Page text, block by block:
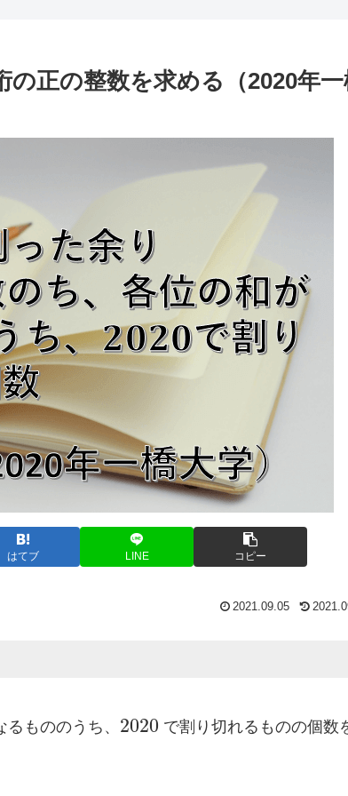
の正の整数を求める（2020年
はてブ LINE コピー
2021.09.05
もののうち、 2020 で割り切れるものの個数